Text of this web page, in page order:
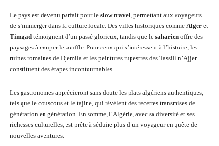
Le pays est devenu parfait pour le slow travel, permettant aux voyageurs
de s’immerger dans la culture locale. Des villes historiques comme Alger et
Timgad témoignent d’un passé glorieux, tandis que le saharien offre des
paysages à couper le souffle. Pour ceux qui s’intéressent à l’histoire, les
ruines romaines de Djemila et les peintures rupestres des Tassili n’Ajjer
constituent des étapes incontournables.
Les gastronomes apprécieront sans doute les plats algériens authentiques,
tels que le couscous et le tajine, qui révèlent des recettes transmises de
génération en génération. En somme, l’Algérie, avec sa diversité et ses
richesses culturelles, est prête à séduire plus d’un voyageur en quête de
nouvelles aventures.